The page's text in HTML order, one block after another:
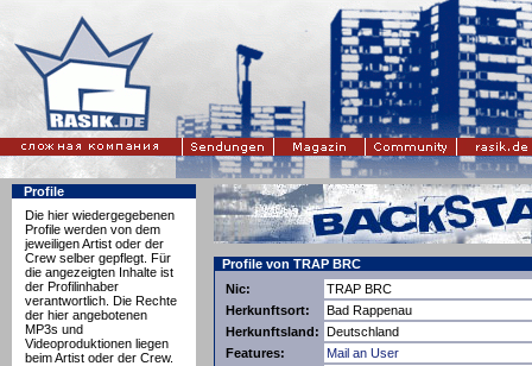
Profile
Die hier wiedergegebenen
Profile werden von dem
jeweiligen Artist oder der
Crew selber gepflegt. Für
die angezeigten Inhalte ist
der Profilinhaber
verantwortlich. Die Rechte
der hier angebotenen
MP3s und
Videoproduktionen liegen
beim Artist oder der Crew.
Profile von TRAP BRC
Nic:
TRAP BRC
Herkunftsort:
Bad Rappenau
Herkunftsland: Deutschland
Features:
Mail an User